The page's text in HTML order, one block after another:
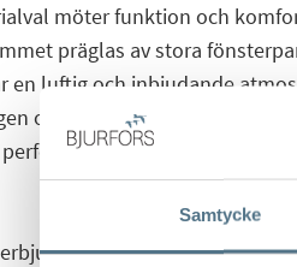
Samtycke
möter funktion och
präglas av stora
en luftig och inbjudande
om ca 8 kvm mot
plats för avkoppling
stilren design och är